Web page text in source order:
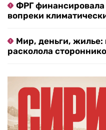
ФРГ
вопреки
Мир, деньги, жилье:
расколола